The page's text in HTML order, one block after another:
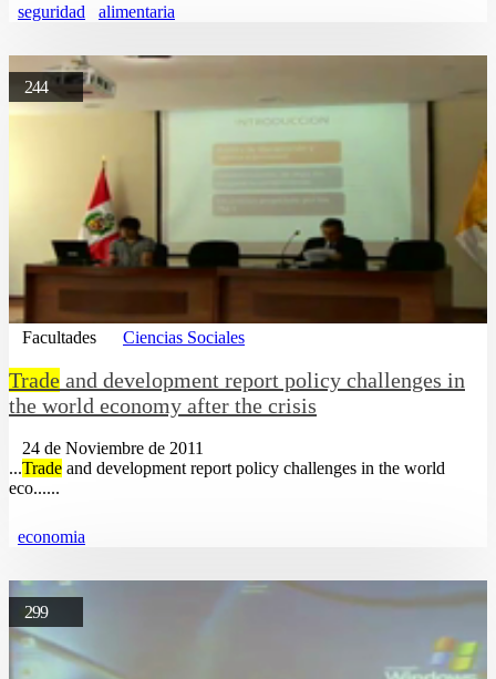
seguridad alimentaria
244
Facultades Ciencias Sociales
Trade and development report policy challenges in
the world economy after the crisis
24 de Noviembre de 2011
...Trade and development report policy challenges in the world
eco......
economia
299